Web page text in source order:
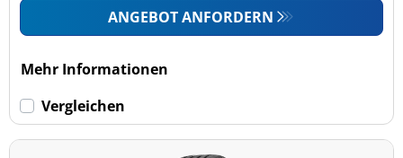
ANGEBOT ANFORDERN
Mehr Informationen
Vergleichen